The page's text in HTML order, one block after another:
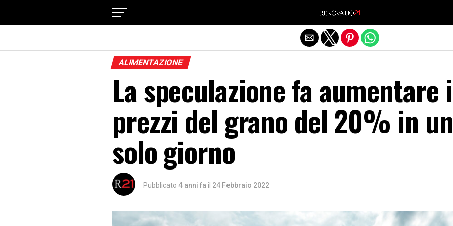
ALIMENTAZIONE
La speculazione fa aumentare i
prezzi del grano del 20% in un
solo giorno
Pubblicato 4 anni fa il 24 Febbraio 2022
Exit mobile version